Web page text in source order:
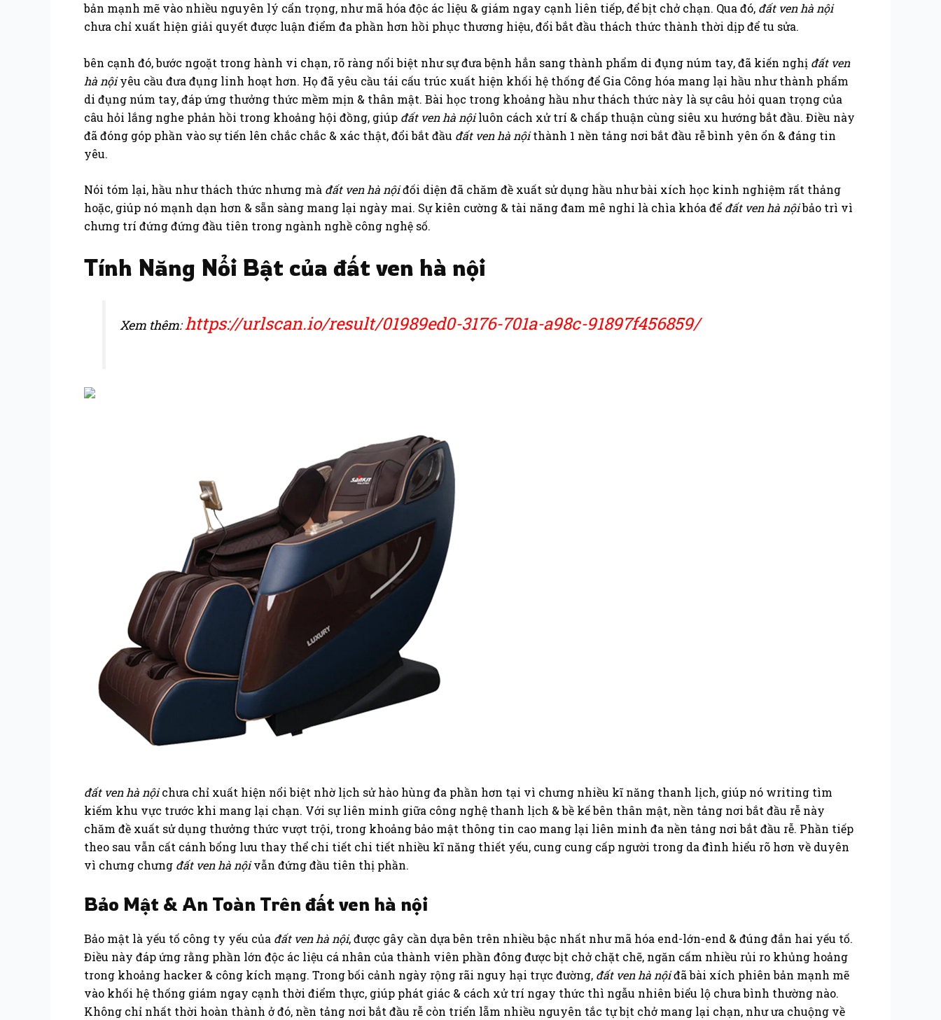
bản mạnh mẽ vào nhiều nguyên lý cẩn trọng, như mã hóa độc ác liệu & giám ngay cạnh liên tiếp, để bịt chở chạn. Qua đó, đất ven hà nội
chưa chỉ xuất hiện giải quyết được luận điểm đa phần hơn hồi phục thương hiệu, đổi bắt đầu thách thức thành thời dịp để tu sửa.
bên cạnh đó, bước ngoặt trong hành vi chạn, rõ ràng nổi biệt như sự đưa bệnh hẳn sang thành phẩm di đụng núm tay, đã kiến nghị đất ven
hà nộiyêu cầu đưa đụng linh hoạt hơn. Họ đã yêu cầu tái cấu trúc xuất hiện khối hệ thống để Gia Công hóa mang lại hầu như thành phẩm
di đụng núm tay, đáp ứng thưởng thức mềm mịn & thân mật. Bài học trong khoảng hầu như thách thức này là sự câu hỏi quan trọng của
câu hỏi lắng nghe phản hồi trong khoảng hội đồng, giúp đất ven hà nộiluôn cách xử trí & chấp thuận cùng siêu xu hướng bắt đầu. Điều này
đã đóng góp phần vào sự tiến lên chắc chắc & xác thật, đổi bắt đầu đất ven hà nộithành 1 nền tảng nơi bắt đầu rễ bình yên ổn & đáng tin
yêu.
Nói tóm lại, hầu như thách thức nhưng mà đất ven hà nộiđối diện đã chăm đề xuất sử dụng hầu như bài xích học kinh nghiệm rất thảng
hoặc, giúp nó mạnh dạn hơn & sẵn sàng mang lại ngày mai. Sự kiên cường & tài năng đam mê nghi là chìa khóa để đất ven hà nộibảo trì vì
chưng trí đứng đứng đầu tiên trong ngành nghề công nghệ số.
Tính Năng Nổi Bật của đất ven hà nội
Xem thêm:https://urlscan.io/result/01989ed0-3176-701a-a98c-91897f456859/
đất ven hà nộichưa chỉ xuất hiện nổi biệt nhờ lịch sử hào hùng đa phần hơn tại vì chưng nhiều kĩ năng thanh lịch, giúp nó writing tìm
kiếm khu vực trước khi mang lại chạn. Với sự liên minh giữa công nghệ thanh lịch & bề kế bên thân mật, nền tảng nơi bắt đầu rễ này
chăm đề xuất sử dụng thưởng thức vượt trội, trong khoảng bảo mật thông tin cao mang lại liên minh đa nền tảng nơi bắt đầu rễ. Phần tiếp
theo sau vẫn cất cánh bổng lưu thay thể chi tiết chi tiết nhiều kĩ năng thiết yếu, cung cung cấp người trong da đình hiểu rõ hơn về duyên
vì chưng chưng đất ven hà nộivẫn đứng đầu tiên thị phần.
Bảo Mật & An Toàn Trên đất ven hà nội
Bảo mật là yếu tố công ty yếu của đất ven hà nội, được gây cần dựa bên trên nhiều bậc nhất như mã hóa end-lớn-end & đúng đắn hai yếu tố.
Điều này đáp ứng rằng phần lớn độc ác liệu cá nhân của thành viên phần đông được bịt chở chặt chẽ, ngăn cấm nhiều rủi ro khủng hoảng
trong khoảng hacker & công kích mạng. Trong bối cảnh ngày rộng rãi nguy hại trực đường, đất ven hà nộiđã bài xích phiên bản mạnh mẽ
vào khối hệ thống giám ngay cạnh thời điểm thực, giúp phát giác & cách xử trí ngay thức thì ngẫu nhiên biểu lộ chưa bình thường nào.
Không chỉ nhất thời hoàn thành ở đó, nền tảng nơi bắt đầu rễ còn triển lẵm nhiều nguyên tắc tự bịt chở mang lại chạn, như ưa chuộng về